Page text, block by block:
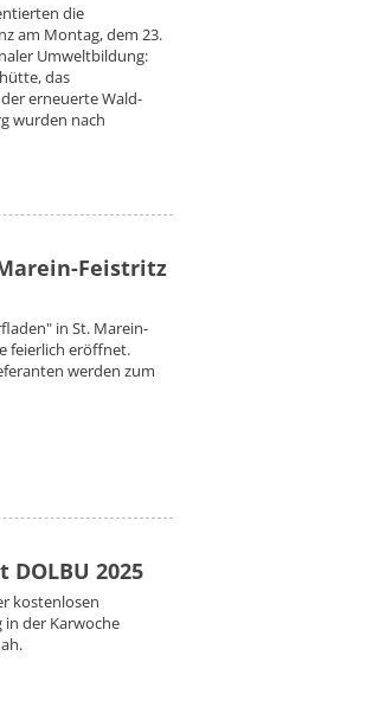
die
am Montag, dem 23.
Umweltbildung:
das
erneuerte Wald-
wurden nach
Feistritz
in St. Marein-
feierlich eröffnet.
werden zum
2025
kostenlosen
in der Karwoche